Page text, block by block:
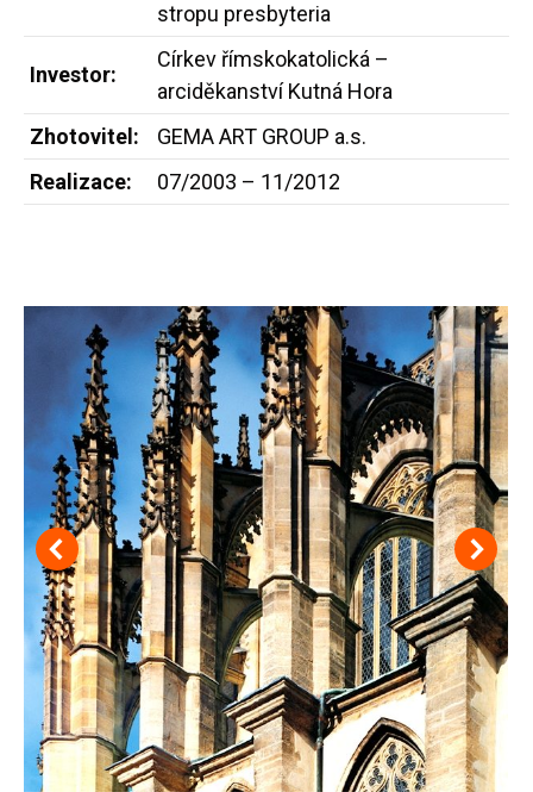
stropu presbyteria
Investor:
Církev římskokatolická –
arciděkanství Kutná Hora
Zhotovitel:
GEMA ART GROUP a.s.
Realizace:
07/2003 – 11/2012